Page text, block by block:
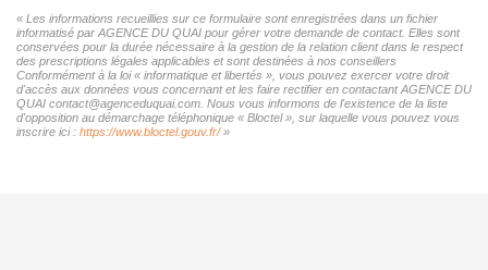
« Les informations recueillies sur ce formulaire sont enregistrées dans un fichier
informatisé par AGENCE DU QUAI pour gérer votre demande de contact. Elles sont
conservées pour la durée nécessaire à la gestion de la relation client dans le respect
des prescriptions légales applicables et sont destinées à nos conseillers
Conformément à la loi « informatique et libertés », vous pouvez exercer votre droit
d'accès aux données vous concernant et les faire rectifier en contactant AGENCE DU
QUAI contact@agenceduquai.com. Nous vous informons de l'existence de la liste
d'opposition au démarchage téléphonique « Bloctel », sur laquelle vous pouvez vous
inscrire ici : https://www.bloctel.gouv.fr/»